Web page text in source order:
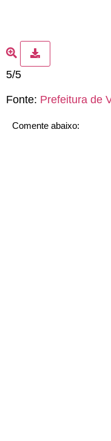
5/5
Fonte: Prefeitura de
Comente abaixo: